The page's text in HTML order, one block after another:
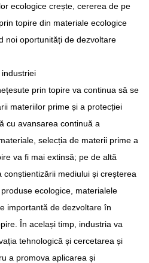
ecologice crește, cererea de pe
topire din materiale ecologice
noi oportunități de dezvoltare
prin topire va continua să se
materiilor prime și a protecției
cu avansarea continuă a
selecția de materii prime a
va fi mai extinsă; pe de altă
mediului și creșterea
ecologice, materialele
importantă de dezvoltare în
În același timp, industria va
tehnologică și cercetarea și
a promova aplicarea și